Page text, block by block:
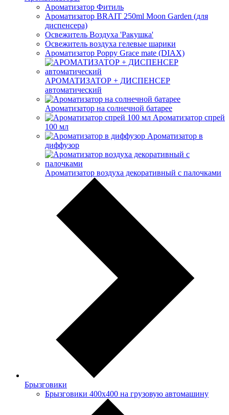
Ароматизатор Фитиль
Ароматизатор BRAIT 250ml Moon Garden (для
диспенсера)
Освежитель Воздуха 'Ракушка'
Освежитель воздуха гелевые шарики
Ароматизатор Poppy Grace mate (DIAX)
АРОМАТИЗАТОР + ДИСПЕНСЕР
автоматический
Ароматизатор на солнечной батарее
Ароматизатор спрей
100 мл
Ароматизатор в
диффузор
Ароматизатор воздуха декоративный с палочками
Брызговики
Брызговики 400х400 на грузовую автомашину